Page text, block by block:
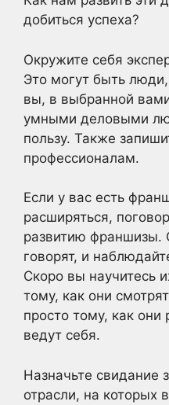
добиться успеха?
Окружите себя
Это могут быть
вы, в выбранной
умными деловыми
пользу. Также
профессионалам.
Если у вас есть
расширяться,
развитию франшизы.
говорят, и
Скоро вы научитесь
тому, как они
просто тому, как они
ведут себя.
Назначьте свидание
отрасли, на которых